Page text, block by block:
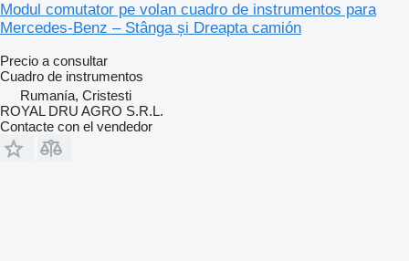
Modul comutator pe volan cuadro de instrumentos para
Mercedes-Benz – Stânga și Dreapta camión
Precio a consultar
Cuadro de instrumentos
Rumanía, Cristesti
ROYAL DRU AGRO S.R.L.
Contacte con el vendedor